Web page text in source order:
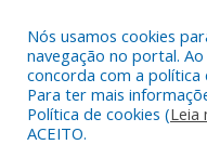
Todos os direitos
Nós usamos cookies
navegação no portal.
concorda com a
Para ter mais
Política de cookies (Leia
ACEITO.